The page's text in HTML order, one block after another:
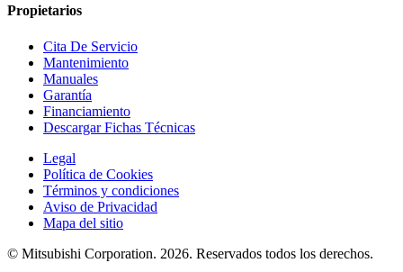
Propietarios
Cita De Servicio
Mantenimiento
Manuales
Garantía
Financiamiento
Descargar Fichas Técnicas
Legal
Política de Cookies
Términos y condiciones
Aviso de Privacidad
Mapa del sitio
© Mitsubishi Corporation. 2026. Reservados todos los derechos.